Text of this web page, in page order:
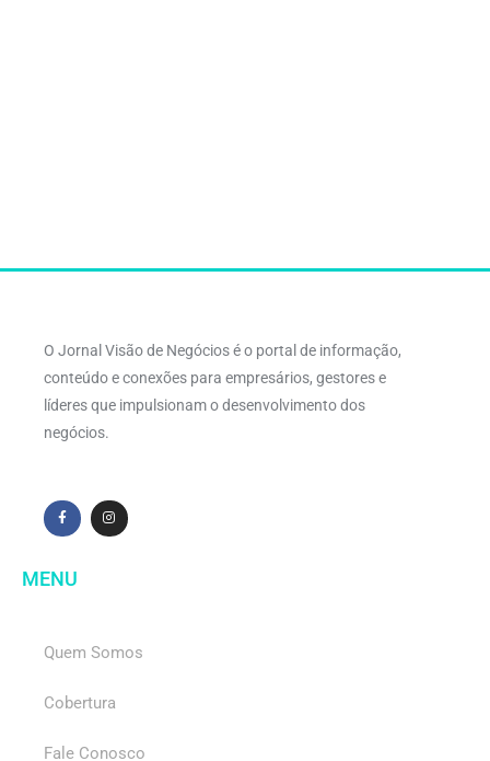
O Jornal Visão de Negócios é o portal de informação,
conteúdo e conexões para empresários, gestores e
líderes que impulsionam o desenvolvimento dos
negócios.
MENU
Quem Somos
Cobertura
Fale Conosco